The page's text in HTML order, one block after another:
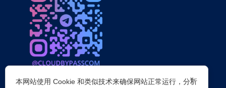
×
本网站使用 Cookie 和类似技术来确保网站正常运行，分析